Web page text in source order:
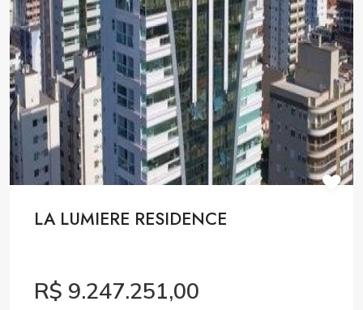
LA LUMIERE RESIDENCE
R$ 9.247.251,00